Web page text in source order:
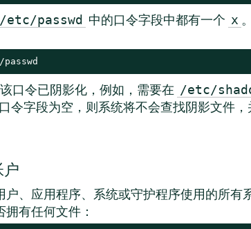
/etc/passwd 中的口令字段中都有一个 x
口令已阴影化，例如，需要在 /etc/
令字段为空，则系统将不会查找阴影文件
户
户、应用程序、系统或守护程序使用的所有
有任何文件：